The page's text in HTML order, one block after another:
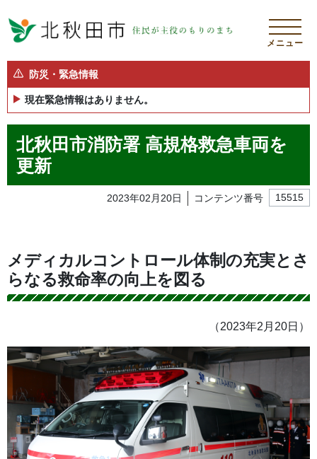
メニュー
防災・緊急情報
現在緊急情報はありません。
北秋田市消防署 高規格救急車両を
更新
2023年02月20日 コンテンツ番号 15515
メディカルコントロール体制の充実とさ
らなる救命率の向上を図る
（2023年2月20日）